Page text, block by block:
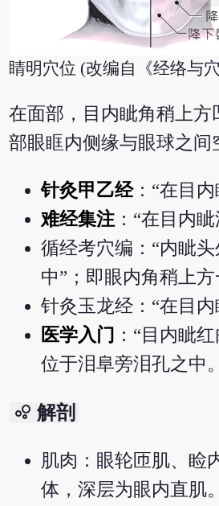
睛明穴位 (改编自《经络与
在面部，目内眦角稍上方
部眼眶内侧缘与眼球之间
针灸甲乙经：“在目内
难经集注 ：“在目内
循经考穴编：“内眦
中”；即眼内角稍上方
针灸玉龙经：“在目内
医学入门 ：“目内眦
位于泪阜旁泪孔之中。
bubble_chart 解剖
肌肉：眼轮匝肌、睑
体，深层为眼内直肌。